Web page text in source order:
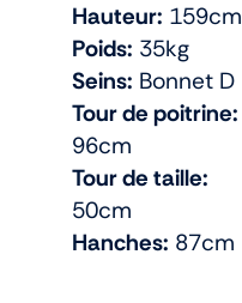
Hauteur: 159cm
Poids: 35kg
Seins: Bonnet D
Tour de poitrine:
96cm
Tour de taille:
50cm
Hanches: 87cm